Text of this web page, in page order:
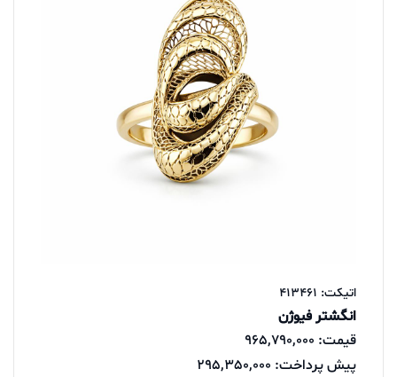
اتیکت: 413461
انگشتر فیوژن
قیمت: 965,790,000
پیش پرداخت: 295,350,000